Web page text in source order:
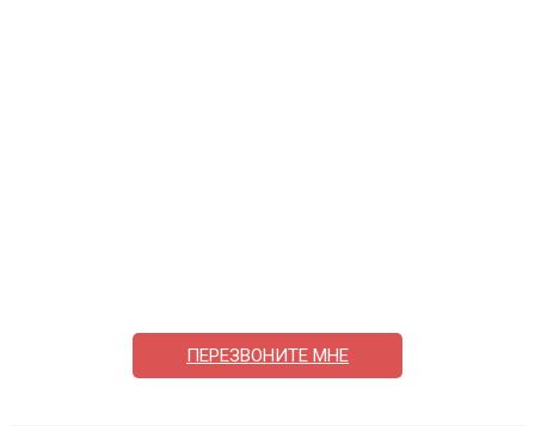
ПЕРЕЗВОНИТЕ МНЕ